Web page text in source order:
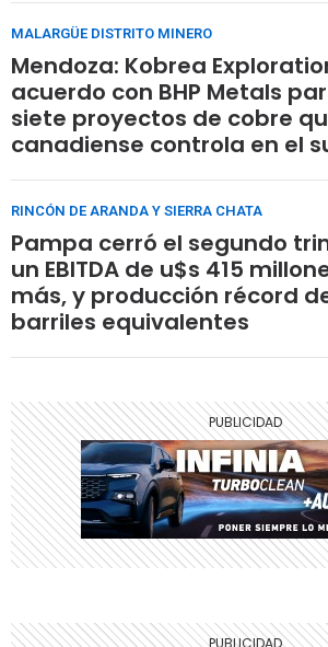
MALARGÜE DISTRITO MINERO
Mendoza: Kobrea
acuerdo con BHP Metals
siete proyectos de cobre
canadiense controla en el
RINCÓN DE ARANDA Y SIERRA CHATA
Pampa cerró el segundo
un EBITDA de u$s 415
más, y producción récord
barriles equivalentes